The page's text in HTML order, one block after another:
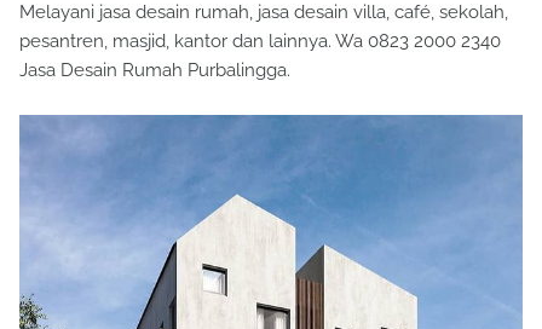
Melayani jasa desain rumah, jasa desain villa, café, sekolah,
pesantren, masjid, kantor dan lainnya. Wa 0823 2000 2340
Jasa Desain Rumah Purbalingga.